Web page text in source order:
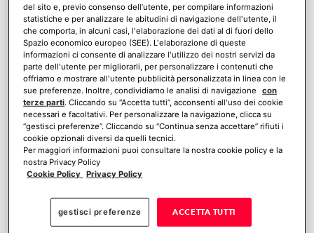
Sicurezza di Cantù
del sito e, previo consenso dell’utente, per compilare informazioni
statistiche e per analizzare le abitudini di navigazione dell'utente, il
che comporta, in alcuni casi, l'elaborazione dei dati al di fuori dello
Spazio economico europeo (SEE). L'elaborazione di queste
informazioni ci consente di analizzare l'utilizzo dei nostri servizi da
parte dell'utente per migliorarli, per personalizzare i contenuti che
offriamo e mostrare all'utente pubblicità personalizzata in linea con le
sue preferenze. Inoltre, condividiamo le analisi di navigazione
con
terze parti. Cliccando su “Accetta tutti”, acconsenti all'uso dei cookie
necessari e facoltativi. Per personalizzare la navigazione, clicca su
“gestisci preferenze”. Cliccando su “Continua senza accettare” rifiuti i
cookie opzionali diversi da quelli tecnici.
Per maggiori informazioni puoi consultare la nostra cookie policy e la
nostra Privacy Policy
Cookie Policy Privacy Policy
gestisci preferenze ACCETTA TUTTI